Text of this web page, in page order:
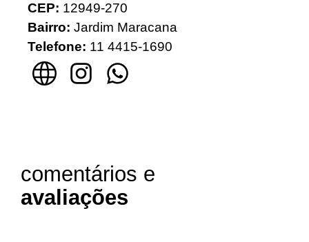
CEP: 12949-270
Bairro: Jardim Maracana
Telefone: 11 4415-1690
comentários e
avaliações